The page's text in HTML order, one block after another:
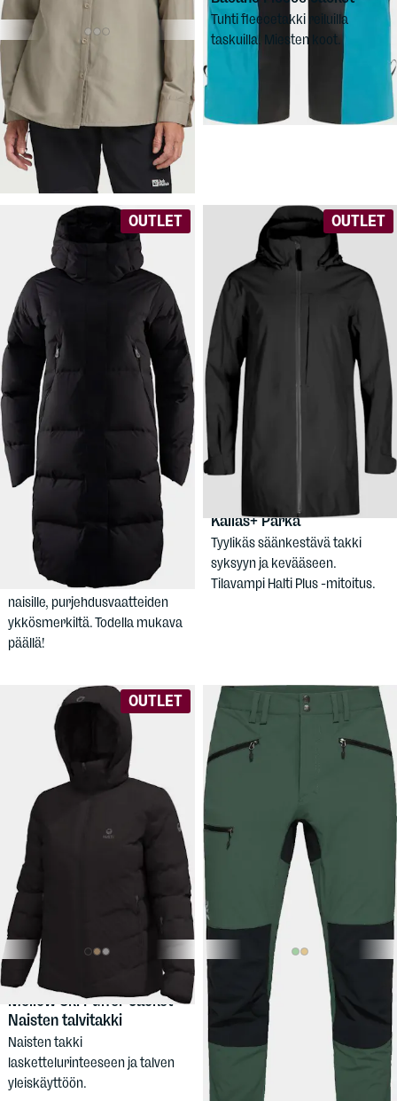
54,90 €
JACK
WOLFSKINWomen's
Barrier LS Shirt
Naisten kesä- ja matkailupaita.
Materiaali estää hyttysten
pistoja.
Tuhti fleecetakki reiluilla
taskuilla. Miesten koot.
OUTLET
289,90 €
SAIL RACING
Women's Race Edition
Down Parka - Naisten
untuvatakki
Huippuluokan untuvatakki
naisille, purjehdusvaatteiden
ykkösmerkiltä. Todella mukava
päällä!
OUTLET
79,90 €
Kallas+ Parka
Tyylikäs säänkestävä takki
syksyyn ja kevääseen.
Tilavampi Halti Plus -mitoitus.
OUTLET
99,90 €
HALTI
Mellow Ski Puffer Jacket -
Naisten talvitakki
Naisten takki
laskettelurinteeseen ja talven
yleiskäyttöön.
HAGLÖFS
Mid Slim
Miesten kestävät
retkeilyhousut, slim fit -malli.
Monikäyttöinen valinta!